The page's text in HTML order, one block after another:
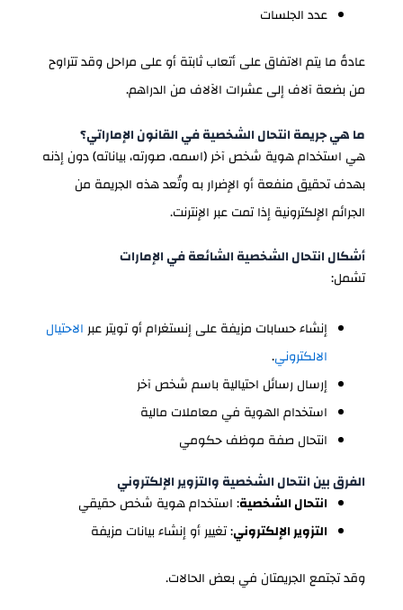
عدد الجلسات
عادةً ما يتم الاتفاق على أتعاب ثابتة أو على مراحل وقد تتراوح
من بضعة آلاف إلى عشرات الآلاف من الدراهم.
ما هي جريمة انتحال الشخصية في القانون الإماراتي؟
هي استخدام هوية شخص آخر (اسمه، صورته، بياناته) دون إذنه
بهدف تحقيق منفعة أو الإضرار به وتُعد هذه الجريمة من
الجرائم الإلكترونية إذا تمت عبر الإنترنت.
أشكال انتحال الشخصية الشائعة في الإمارات
تشمل:
إنشاء حسابات مزيفة على إنستغرام أو تويتر عبرالاحتيال
الالكتروني.
إرسال رسائل احتيالية باسم شخص آخر
استخدام الهوية في معاملات مالية
انتحال صفة موظف حكومي
الفرق بين انتحال الشخصية والتزوير الإلكتروني
انتحال الشخصية: استخدام هوية شخص حقيقي
التزوير الإلكتروني: تغيير أو إنشاء بيانات مزيفة
وقد تجتمع الجريمتان في بعض الحالات.